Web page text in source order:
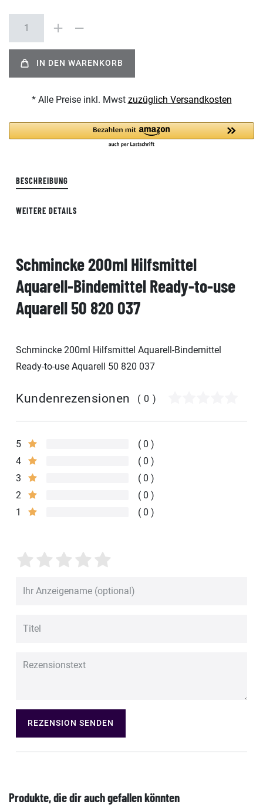
IN DEN WARENKORB
* Alle Preise inkl. Mwst zuzüglich Versandkosten
BESCHREIBUNG
WEITERE DETAILS
Schmincke 200ml Hilfsmittel
Aquarell-Bindemittel Ready-to-use
Aquarell 50 820 037
Schmincke 200ml Hilfsmittel Aquarell-Bindemittel
Ready-to-use Aquarell 50 820 037
Kundenrezensionen (0)
5
0
4
0
3
0
2
0
1
0
REZENSION SENDEN
Produkte, die dir auch gefallen könnten